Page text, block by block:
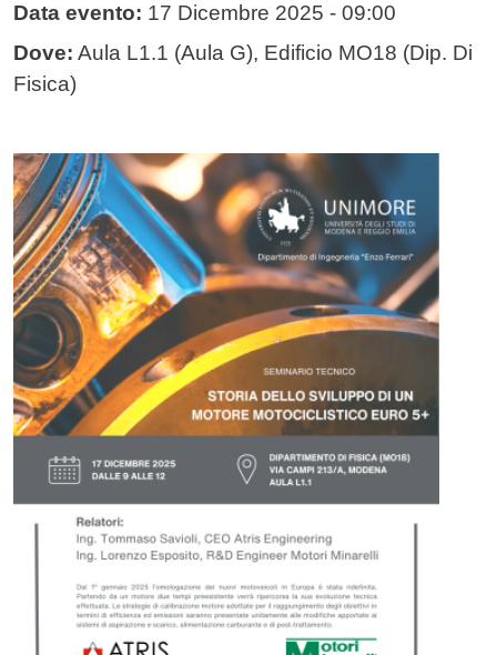
Data evento: 17 Dicembre 2025 - 09:00
Dove: Aula L1.1 (Aula G), Edificio MO18 (Dip. Di
Fisica)
Immagine evento
Immagine
Testo evento